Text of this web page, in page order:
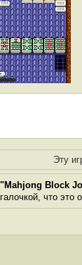
Эту
Block
что это